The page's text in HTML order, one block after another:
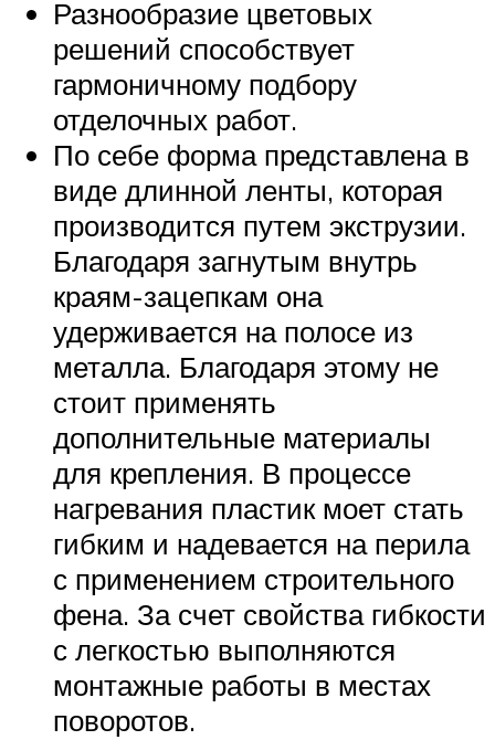
Разнообразие цветовых
решений способствует
гармоничному подбору
отделочных работ.
По себе форма представлена в
виде длинной ленты, которая
производится путем экструзии.
Благодаря загнутым внутрь
краям-зацепкам она
удерживается на полосе из
металла. Благодаря этому не
стоит применять
дополнительные материалы
для крепления. В процессе
нагревания пластик моет стать
гибким и надевается на перила
с применением строительного
фена. За счет свойства гибкости
с легкостью выполняются
монтажные работы в местах
поворотов.